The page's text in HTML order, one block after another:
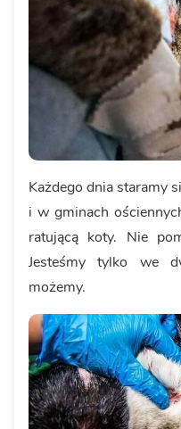
Każdego dnia staramy
i w gminach
ratującą koty. Nie
Jesteśmy tylko we
możemy.